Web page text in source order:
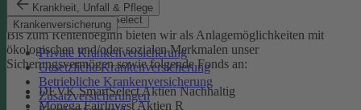
Krankheit, Unfall & Pflege
Krankenversicherung
Private Krankenversicherung
Gesetzliche Krankenversicherung
Betriebliche Krankenversicherung
Zusatzversicherungen
SpardaFlexiVorsorge Select
Bis zum Rentenbeginn bieten wir als Anlagemöglichkeiten mit
ökologischen und/oder sozialen Merkmalen unser
Sicherungsvermögen sowie folgende Fonds an:
DEVK SmartSelect Aktien Nachhaltig
Monega FairInvest Aktien R